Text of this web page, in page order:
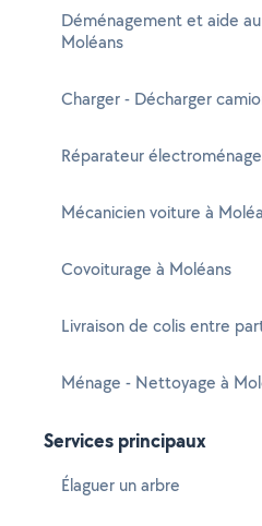
Déménagement et aide
Moléans
Charger - Décharger
Réparateur
Mécanicien voiture à
Covoiturage à Moléans
Livraison de colis entre
Ménage - Nettoyage à
Services principaux
Élaguer un arbre